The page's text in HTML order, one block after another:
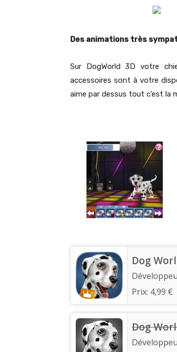
Des animations très
Sur DogWorld 3D votre
accessoires sont à votre
aime par dessus tout c’est la
Dog
Prix: 4,99 €
Dog